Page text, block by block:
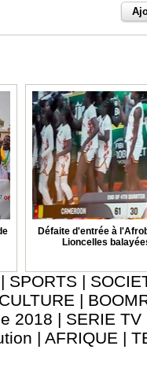
Défaite d'entrée à
Lioncelles
| SPORTS |
CULTURE |
2018 | SERIE TV
| AFRIQUE |